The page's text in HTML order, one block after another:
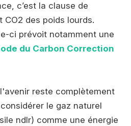
c’est la clause de
CO2 des poids lourds.
ci prévoit notamment une
du Carbon Correction
reste complètement
le gaz naturel
ndlr) comme une énergie